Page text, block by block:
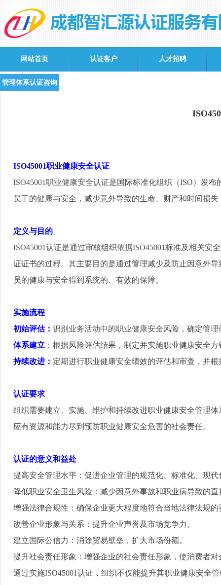
网站首页 认证客户 人才招聘
管理体系认证咨询
ISO45001职业健康安全认证
ISO45001职业健康安全认证是国际标准化组织（ISO）发布
员工的健康与安全，减少意外导致的生命、财产和时间损
定义与目的
ISO45001认证是通过审核组织依据ISO45001标准及相关安
证证书的过程。其主要目的是通过管理减少及防止因意外
员的健康与安全得到系统的、有效的保障。
实施流程
初始评估： 识别业务活动中的职业健康安全风险，确定管
体系建立 ：根据风险评估结果，制定并实施职业健康安全
持续改进 ： 定期进行职业健康安全绩效的评估和审查，并
认证要求
组织需要建立、实施、维护和持续改进职业健康安全管理体
应有资源和能力尽到预防职业健康安全危害的社会责任。
认证的意义和益处
提高安全管理水平 ：促进企业管理的规范化、标准化、现代
降低职业安全卫生风险 ：减少因意外事故和职业病导致的
增强法律合规性 ：确保企业更大程度地符合当地法律法规的
改善企业形象与关系 ：提升企业声誉及市场竞争力。
建立国际公信力 ：消除贸易壁垒，扩大市场份额。
提升社会责任形象 ：增强企业的社会责任形象，使消费者
通过实施ISO45001认证，组织不仅能提升其职业健康安全